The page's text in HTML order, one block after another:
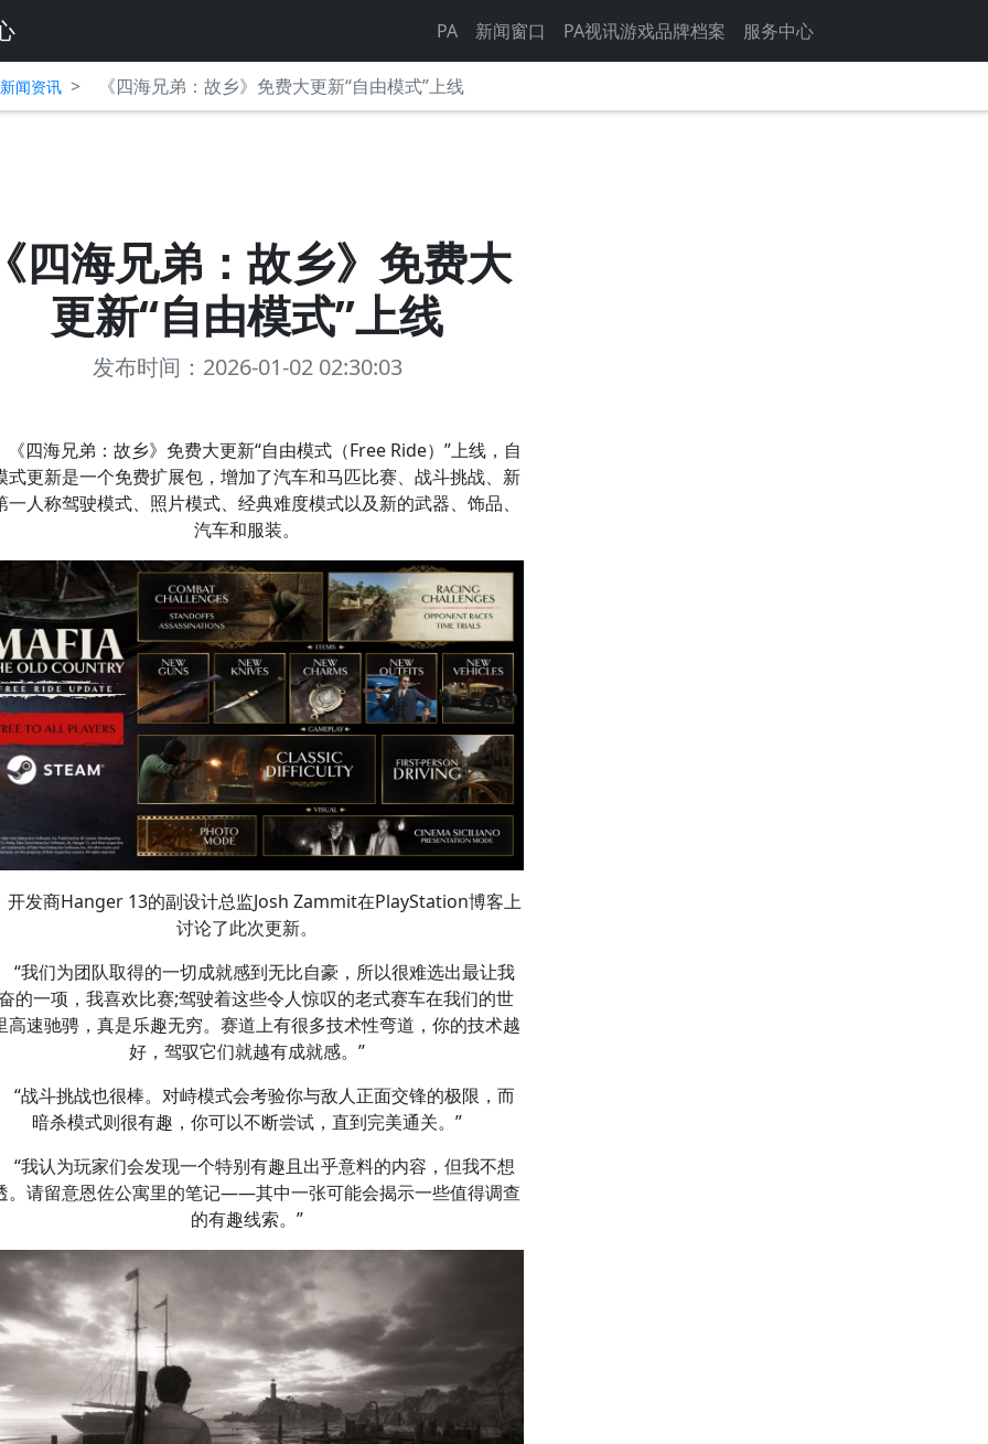
PA 新闻窗口 PA视讯游戏品牌档案 服务中心
闻资讯 > 《四海兄弟：故乡》免费大更新“自由模式”上线
四海兄弟：故乡》免费大
更新“自由模式”上线
发布时间：2026-01-02 02:30:03
《四海兄弟：故乡》免费大更新“自由模式（Free Ride）”上线，自
式更新是一个免费扩展包，增加了汽车和马匹比赛、战斗挑战、新
一人称驾驶模式、照片模式、经典难度模式以及新的武器、饰品、
汽车和服装。
开发商Hanger 13的副设计总监Josh Zammit在PlayStation博客上
讨论了此次更新。
“我们为团队取得的一切成就感到无比自豪，所以很难选出最让我
的一项，我喜欢比赛;驾驶着这些令人惊叹的老式赛车在我们的世
高速驰骋，真是乐趣无穷。赛道上有很多技术性弯道，你的技术越
好，驾驭它们就越有成就感。”
“战斗挑战也很棒。对峙模式会考验你与敌人正面交锋的极限，而
暗杀模式则很有趣，你可以不断尝试，直到完美通关。”
“我认为玩家们会发现一个特别有趣且出乎意料的内容，但我不想
。请留意恩佐公寓里的笔记——其中一张可能会揭示一些值得调查
的有趣线索。”